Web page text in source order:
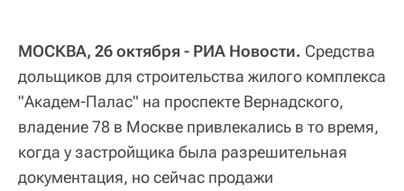
МОСКВА, 26 октября - РИА Новости. Средства
дольщиков для строительства жилого комплекса
"Академ-Палас" на проспекте Вернадского,
владение 78 в Москве привлекались в то время,
когда у застройщика была разрешительная
документация, но сейчас продажи